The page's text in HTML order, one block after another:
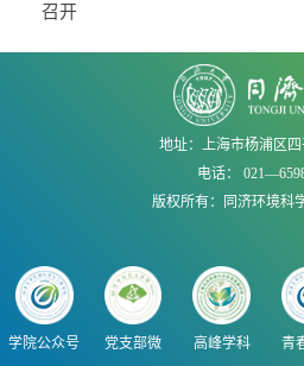
召开
地址：上海市杨浦区四
电话：
版权所有：同济环境科
学院公众号
党支部微
高峰学科 青